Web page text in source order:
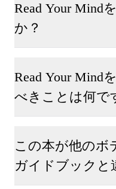
Read Your Mind
か？
Read Your Mind
べきことは何で
この本が他のボ
ガイドブックと